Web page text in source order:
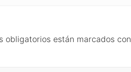
obligatorios están marcados con